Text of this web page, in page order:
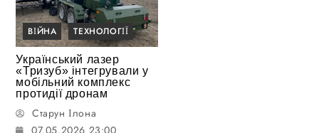
ВІЙНА ТЕХНОЛОГІЇ
Український лазер
«Тризуб» інтегрували у
мобільний комплекс
протидії дронам
Старун Ілона
07.05.2026 23:00